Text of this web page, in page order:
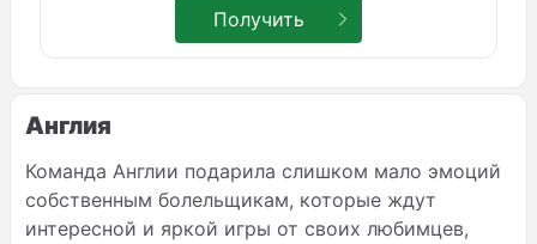
Получить
Англия
Команда Англии подарила слишком мало эмоций
собственным болельщикам, которые ждут
интересной и яркой игры от своих любимцев,